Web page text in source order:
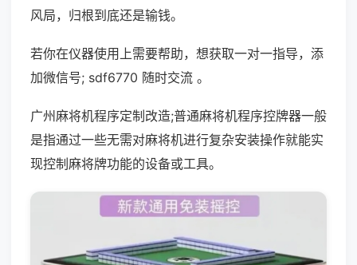
风局，归根到底还是输钱。
若你在仪器使用上需要帮助，想获取一对一指导，添
加微信号; sdf6770 随时交流 。
广州麻将机程序定制改造;普通麻将机程序控牌器一般
是指通过一些无需对麻将机进行复杂安装操作就能实
现控制麻将牌功能的设备或工具。